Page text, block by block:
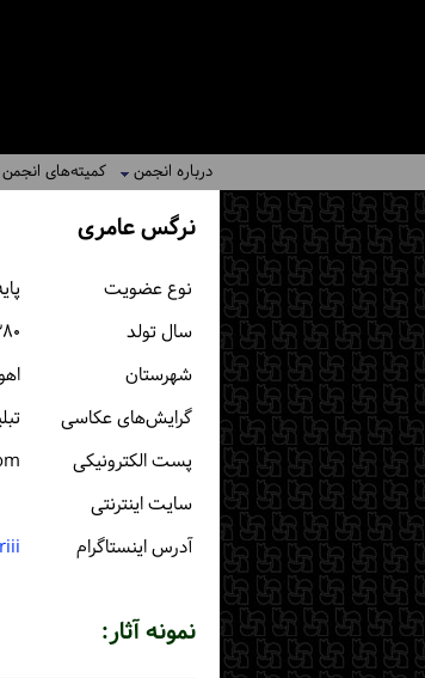
درباره انجمن کمیته‌های انجمن
نرگس عامری
نوع عضویت
سال تولد
شهرستان
گرایش‌های عکاسی
پست الكترونیكی
سایت اینترنتی
آدرس اینستاگرام
نمونه آثار: